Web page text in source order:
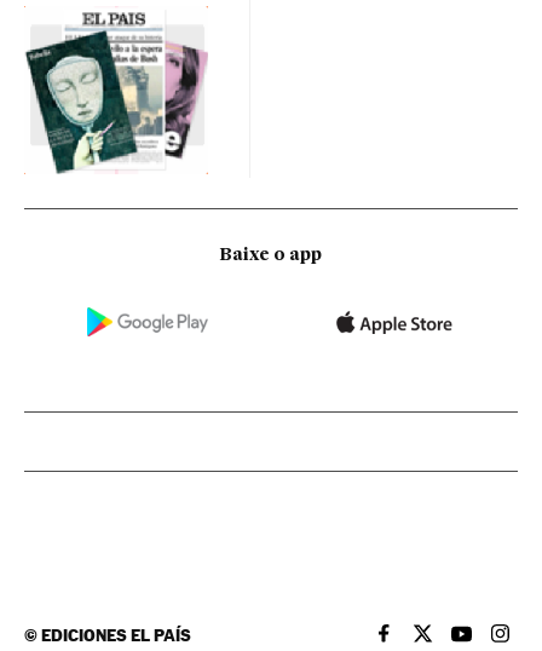
Baixe o app
©EDICIONES EL PAÍS EL PAÍS BRASIL EN
EL PAÍSEL PAÍS
EL